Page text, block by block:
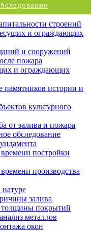
строений
и ограждающих
и сооружений
пожара
и ограждающих
памятников истории и
культурного
от залива и пожара
обследование
постройки
производства
залива
толщины покрытий
металлов
окон